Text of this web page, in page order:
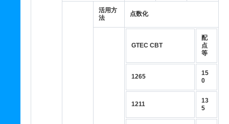
活用方
法
点数化
GTEC CBT
配
点
等
1265
15
0
1211
13
5